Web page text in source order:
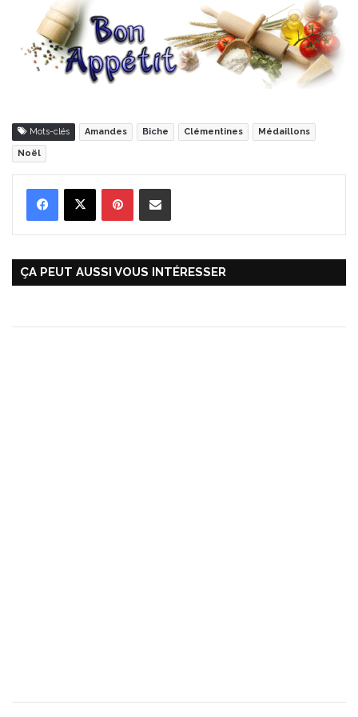
Mots-clés Amandes Biche Clémentines Médaillons
Noël
ÇA PEUT AUSSI VOUS INTÉRESSER